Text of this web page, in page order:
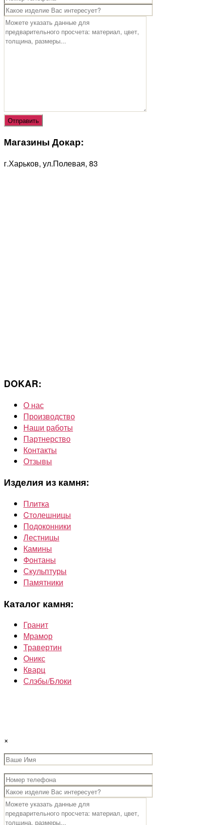
Магазины Докар:
г.Харьков, ул.Полевая, 83
DOKAR:
О нас
Производство
Наши работы
Партнерство
Контакты
Отзывы
Изделия из камня:
Плитка
Cтолешницы
Подоконники
Лестницы
Камины
Фонтаны
Скульптуры
Памятники
Каталог камня:
Гранит
Мрамор
Травертин
Oникс
Кварц
Слэбы/Блоки
×